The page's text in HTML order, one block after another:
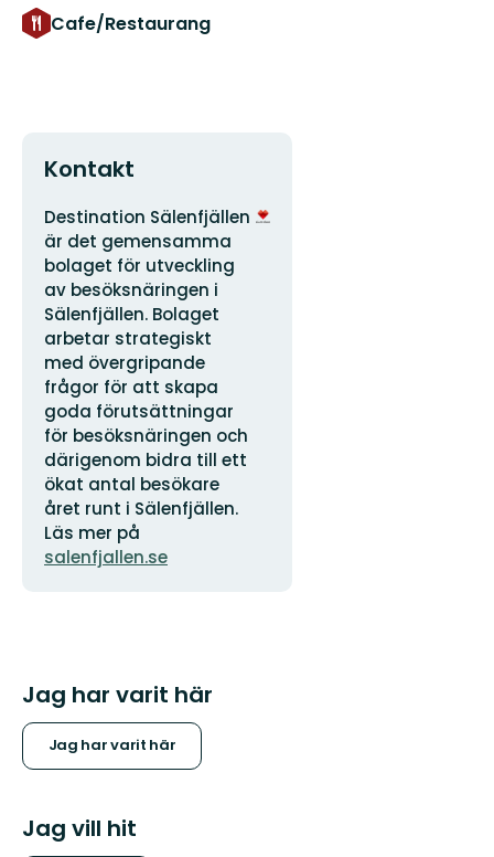
Cafe/Restaurang
Kontakt
Adress
Destination Sälenfjällen
är det gemensamma
bolaget för utveckling
av besöksnäringen i
Sälenfjällen. Bolaget
arbetar strategiskt
med övergripande
frågor för att skapa
goda förutsättningar
för besöksnäringen och
därigenom bidra till ett
ökat antal besökare
året runt i Sälenfjällen.
Läs mer på
salenfjallen.se
Organisationens
Jag har varit här
Jag har varit här
Jag vill hit